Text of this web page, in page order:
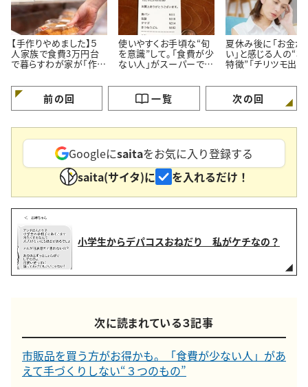
【手作りやめました】５
人家族で食費3万円台
で暮らすわが家が「作ら
3つ」
使いやすくお手頃な“旬
を意識”して。「食費が少
ない人」がスーパーでよ
夏休み後に「お金が
い」と感じる人の“3
特徴”「チリツモ出
前の回 一覧 次の回
Googleにsaitaをお気に入り登録する
saita(サイタ)に
を入れるだけ！
小学生からデパコスおねだり 私がケチなの？
次に読まれている３記事
市販品を買う方がお得かも。「食費が少ない人」があ
えて手づくりしない“３つのもの”